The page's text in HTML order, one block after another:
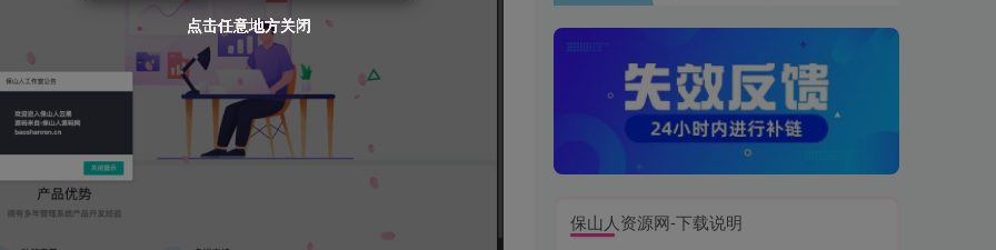
保山人资源网-下载说明
点击任意地方关闭
点击任意地方关闭
点击任意地方关闭
点击任意地方关闭
点击任意地方关闭
点击任意地方关闭
点击任意地方关闭